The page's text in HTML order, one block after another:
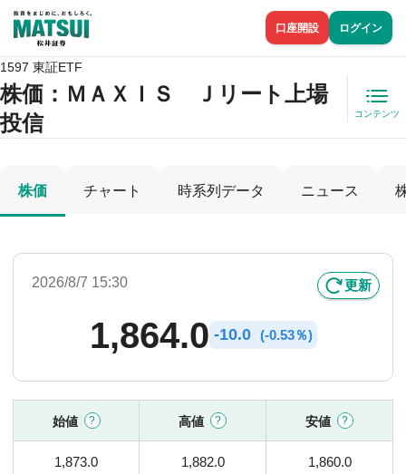
口座開設 ログイン
1597 東証ETF
株価 ：ＭＡＸＩＳ Ｊリート上場
投信
コンテンツ
株価 チャート 時系列データ ニュース
2026/8/7 15:30 更新
1,864.0 -10.0 (-0.53％)
始値 高値 安値
1,873.0 1,882.0 1,860.0